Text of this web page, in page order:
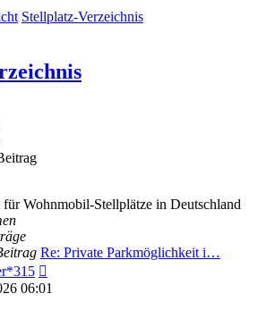
Stellplatz-Verzeichnis
Wohnmobil-Stellplätze in Deutschland
Re: Private Parkmöglichkeit i…
Beitrag
06:01